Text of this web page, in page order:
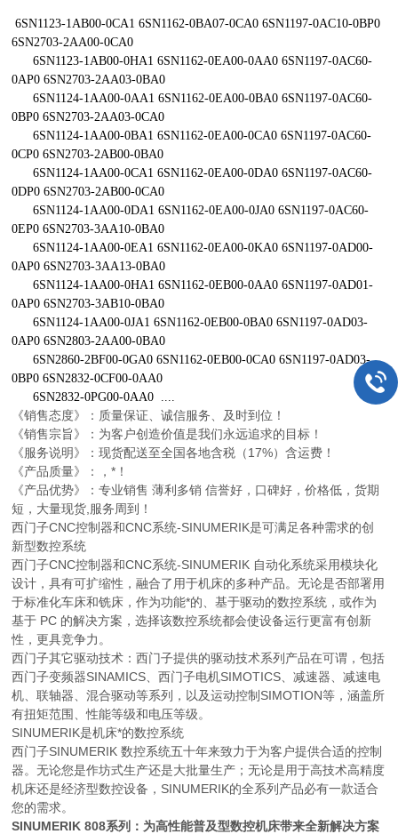
6SN1123-1AB00-0CA1 6SN1162-0BA07-0CA0 6SN1197-0AC10-0BP0
6SN2703-2AA00-0CA0
6SN1123-1AB00-0HA1 6SN1162-0EA00-0AA0 6SN1197-0AC60-
0AP0 6SN2703-2AA03-0BA0
6SN1124-1AA00-0AA1 6SN1162-0EA00-0BA0 6SN1197-0AC60-
0BP0 6SN2703-2AA03-0CA0
6SN1124-1AA00-0BA1 6SN1162-0EA00-0CA0 6SN1197-0AC60-
0CP0 6SN2703-2AB00-0BA0
6SN1124-1AA00-0CA1 6SN1162-0EA00-0DA0 6SN1197-0AC60-
0DP0 6SN2703-2AB00-0CA0
6SN1124-1AA00-0DA1 6SN1162-0EA00-0JA0 6SN1197-0AC60-
0EP0 6SN2703-3AA10-0BA0
6SN1124-1AA00-0EA1 6SN1162-0EA00-0KA0 6SN1197-0AD00-
0AP0 6SN2703-3AA13-0BA0
6SN1124-1AA00-0HA1 6SN1162-0EB00-0AA0 6SN1197-0AD01-
0AP0 6SN2703-3AB10-0BA0
6SN1124-1AA00-0JA1 6SN1162-0EB00-0BA0 6SN1197-0AD03-
0AP0 6SN2803-2AA00-0BA0
6SN2860-2BF00-0GA0 6SN1162-0EB00-0CA0 6SN1197-0AD03-
0BP0 6SN2832-0CF00-0AA0
6SN2832-0PG00-0AA0 ....
《销售态度》：质量保证、诚信服务、及时到位！
《销售宗旨》：为客户创造价值是我们永远追求的目标！
《服务说明》：现货配送至全国各地含税（17%）含运费！
《产品质量》：，*！
《产品优势》：专业销售 薄利多销 信誉好，口碑好，价格低，货期
短，大量现货,服务周到！
西门子CNC控制器和CNC系统-SINUMERIK是可满足各种需求的创
新型数控系统
西门子CNC控制器和CNC系统-SINUMERIK 自动化系统采用模块化
设计，具有可扩缩性，融合了用于机床的多种产品。无论是否部署用
于标准化车床和铣床，作为功能*的、基于驱动的数控系统，或作为
基于 PC 的解决方案，选择该数控系统都会使设备运行更富有创新
性，更具竞争力。
西门子其它驱动技术：西门子提供的驱动技术系列产品在可谓，包括
西门子变频器SINAMICS、西门子电机SIMOTICS、减速器、减速电
机、联轴器、混合驱动等系列，以及运动控制SIMOTION等，涵盖所
有扭矩范围、性能等级和电压等级。
SINUMERIK是机床*的数控系统
西门子SINUMERIK 数控系统五十年来致力于为客户提供合适的控制
器。无论您是作坊式生产还是大批量生产；无论是用于高技术高精度
机床还是经济型数控设备，SINUMERIK的全系列产品必有一款适合
您的需求。
SINUMERIK 808系列：为高性能普及型数控机床带来全新解决方案